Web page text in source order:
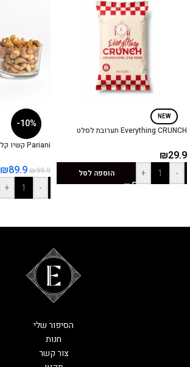
NEW
Everything CRUNCH תערובת לסלט
₪29.9
-
+ הוספה לסל
-10%
Pariani קשיו קלוי עם גאראם מסאלה
₪99.9
₪89.9
-
+
הסיפור שלי
חנות
צור קשר